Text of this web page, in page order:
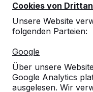
Cookies von
Unsere Website
folgenden Parteien:
Google
Über unsere
Google Analytics
ausgelesen. Wir